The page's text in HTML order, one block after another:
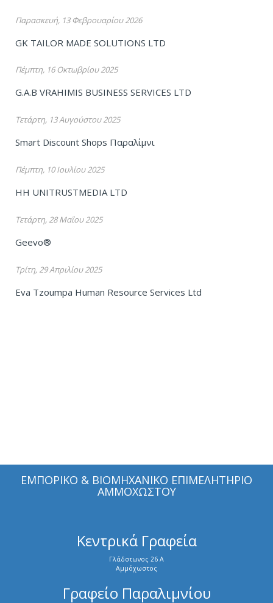
Παρασκευή, 13 Φεβρουαρίου 2026
GK TAILOR MADE SOLUTIONS LTD
Πέμπτη, 16 Οκτωβρίου 2025
G.A.B VRAHIMIS BUSINESS SERVICES LTD
Τετάρτη, 13 Αυγούστου 2025
Smart Discount Shops Παραλίμνι
Πέμπτη, 10 Ιουλίου 2025
HH UNITRUSTMEDIA LTD
Τετάρτη, 28 Μαΐου 2025
Geevo®
Τρίτη, 29 Απριλίου 2025
Eva Tzoumpa Human Resource Services Ltd
ΕΜΠΟΡΙΚΟ & ΒΙΟΜΗΧΑΝΙΚΟ ΕΠΙΜΕΛΗΤΗΡΙΟ
ΑΜΜΟΧΩΣΤΟΥ
Κεντρικά Γραφεία
Γλάδστωνος 26 Α
Αμμόχωστος
Γραφείο Παραλιμνίου